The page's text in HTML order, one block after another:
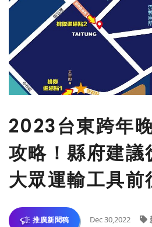
刊登
2023台東跨年
攻略！縣府建議
大眾運輸工具前
推廣新聞稿 Dec 30,2022